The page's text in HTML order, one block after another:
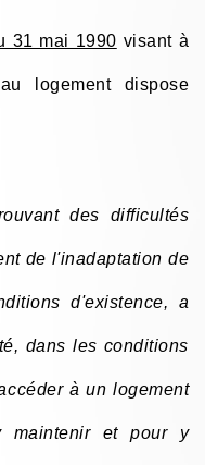
31 mai 1990 visant à
logement dispose
des difficultés
de l'inadaptation de
d'existence, a
dans les conditions
à un logement
maintenir et pour y